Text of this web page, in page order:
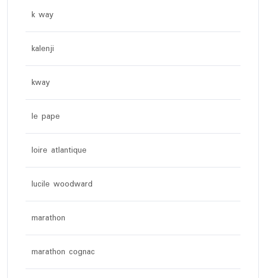
k way
kalenji
kway
le pape
loire atlantique
lucile woodward
marathon
marathon cognac